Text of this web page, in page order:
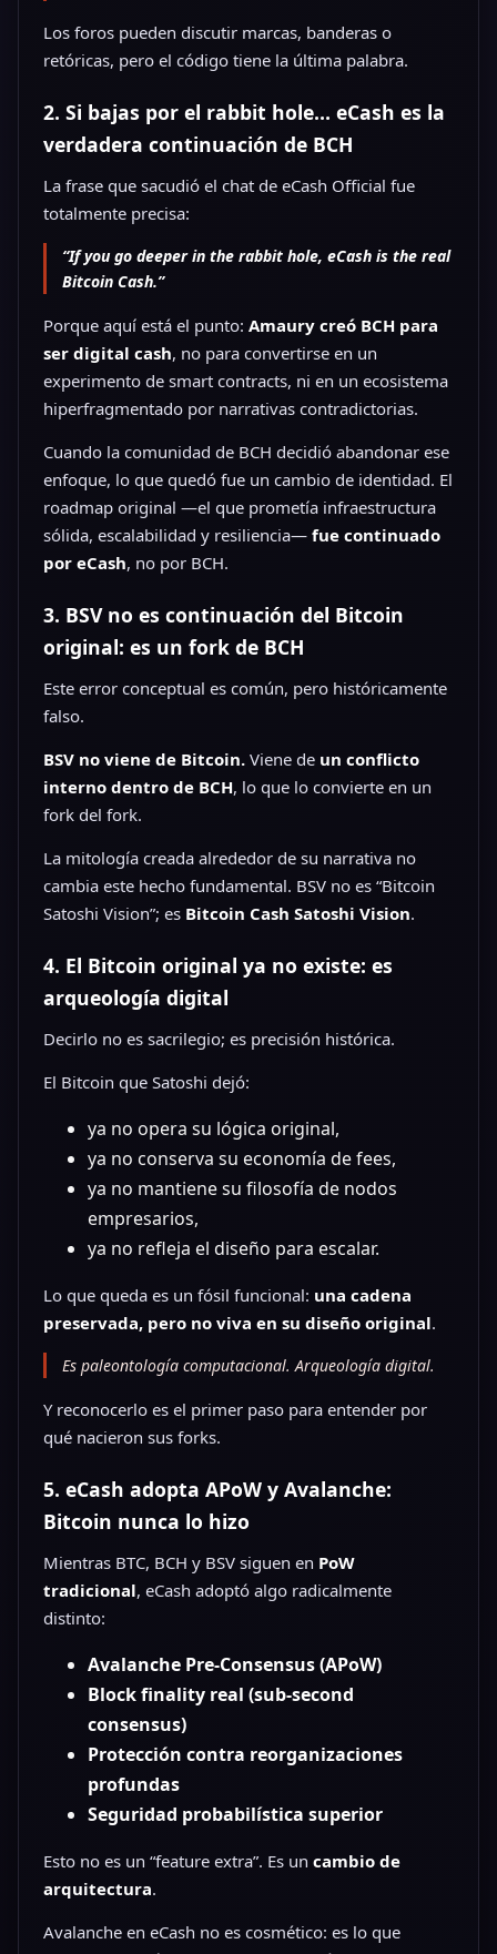
Los foros pueden discutir marcas, banderas o
retóricas, pero el código tiene la última palabra.
2. Si bajas por el rabbit hole… eCash es la
verdadera continuación de BCH
La frase que sacudió el chat de eCash Official fue
totalmente precisa:
“If you go deeper in the rabbit hole, eCash is the real
Bitcoin Cash.”
Porque aquí está el punto: Amaury creó BCH para
ser digital cash, no para convertirse en un
experimento de smart contracts, ni en un ecosistema
hiperfragmentado por narrativas contradictorias.
Cuando la comunidad de BCH decidió abandonar ese
enfoque, lo que quedó fue un cambio de identidad. El
roadmap original —el que prometía infraestructura
sólida, escalabilidad y resiliencia— fue continuado
por eCash, no por BCH.
3. BSV no es continuación del Bitcoin
original: es un fork de BCH
Este error conceptual es común, pero históricamente
falso.
BSV no viene de Bitcoin. Viene de un conflicto
interno dentro de BCH, lo que lo convierte en un
fork del fork.
La mitología creada alrededor de su narrativa no
cambia este hecho fundamental. BSV no es “Bitcoin
Satoshi Vision”; es Bitcoin Cash Satoshi Vision.
4. El Bitcoin original ya no existe: es
arqueología digital
Decirlo no es sacrilegio; es precisión histórica.
El Bitcoin que Satoshi dejó:
ya no opera su lógica original,
ya no conserva su economía de fees,
ya no mantiene su filosofía de nodos
empresarios,
ya no refleja el diseño para escalar.
Lo que queda es un fósil funcional: una cadena
preservada, pero no viva en su diseño original.
Es paleontología computacional. Arqueología digital.
Y reconocerlo es el primer paso para entender por
qué nacieron sus forks.
5. eCash adopta APoW y Avalanche:
Bitcoin nunca lo hizo
Mientras BTC, BCH y BSV siguen en PoW
tradicional, eCash adoptó algo radicalmente
distinto:
Avalanche Pre-Consensus (APoW)
Block finality real (sub-second
consensus)
Protección contra reorganizaciones
profundas
Seguridad probabilística superior
Esto no es un “feature extra”. Es un cambio de
arquitectura.
Avalanche en eCash no es cosmético: es lo que